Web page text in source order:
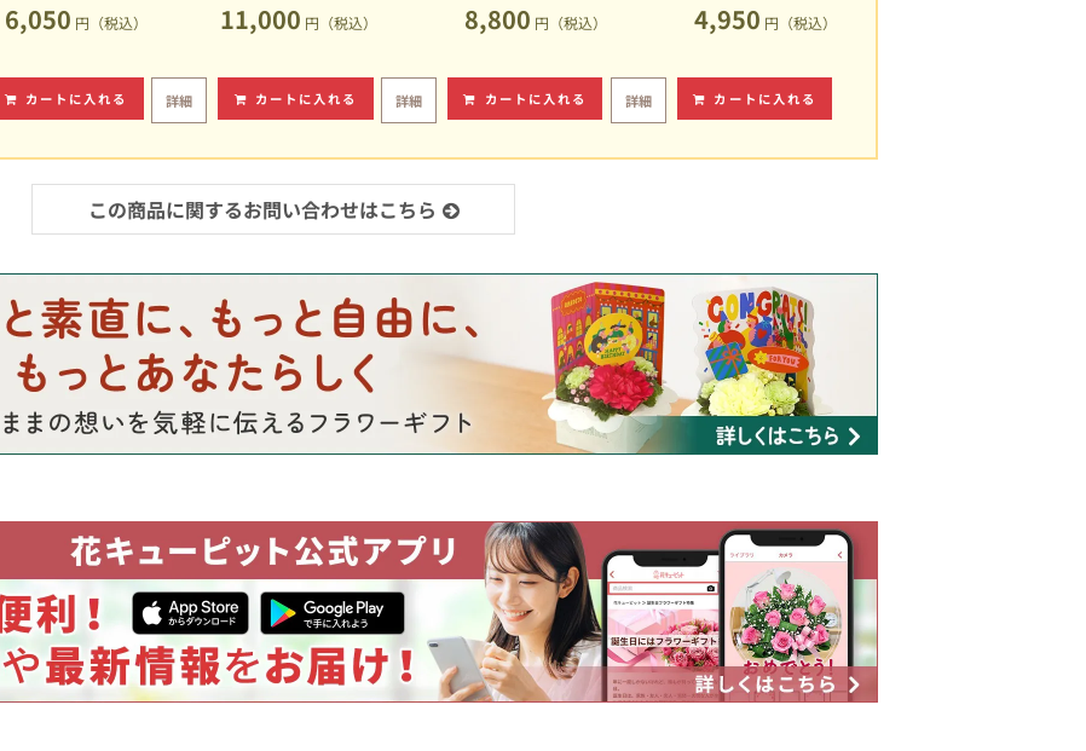
6,050 円（税込）
カートに入れる
11,000 円（税込）
詳細 カートに入れる
8,800 円（税込）
詳細 カートに入れる
4,950 円（税込）
詳細 カートに入れる
この商品に関するお問い合わせはこちら